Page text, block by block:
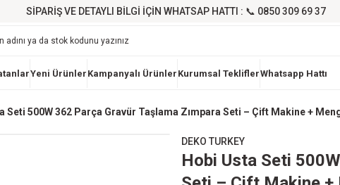
SİPARİŞ VE DETAYLI BİLGİ İÇİN WHATSAP HATTI : 📞 0850 309 69 37
Yeni Ürünler Kampanyalı Ürünler Kurumsal TekliflerWhatsapp Hattı
Seti 500W 362 Parça Gravür Taşlama Zımpara Seti – Çift Makine +
DEKO TURKEY
Hobi Usta Seti